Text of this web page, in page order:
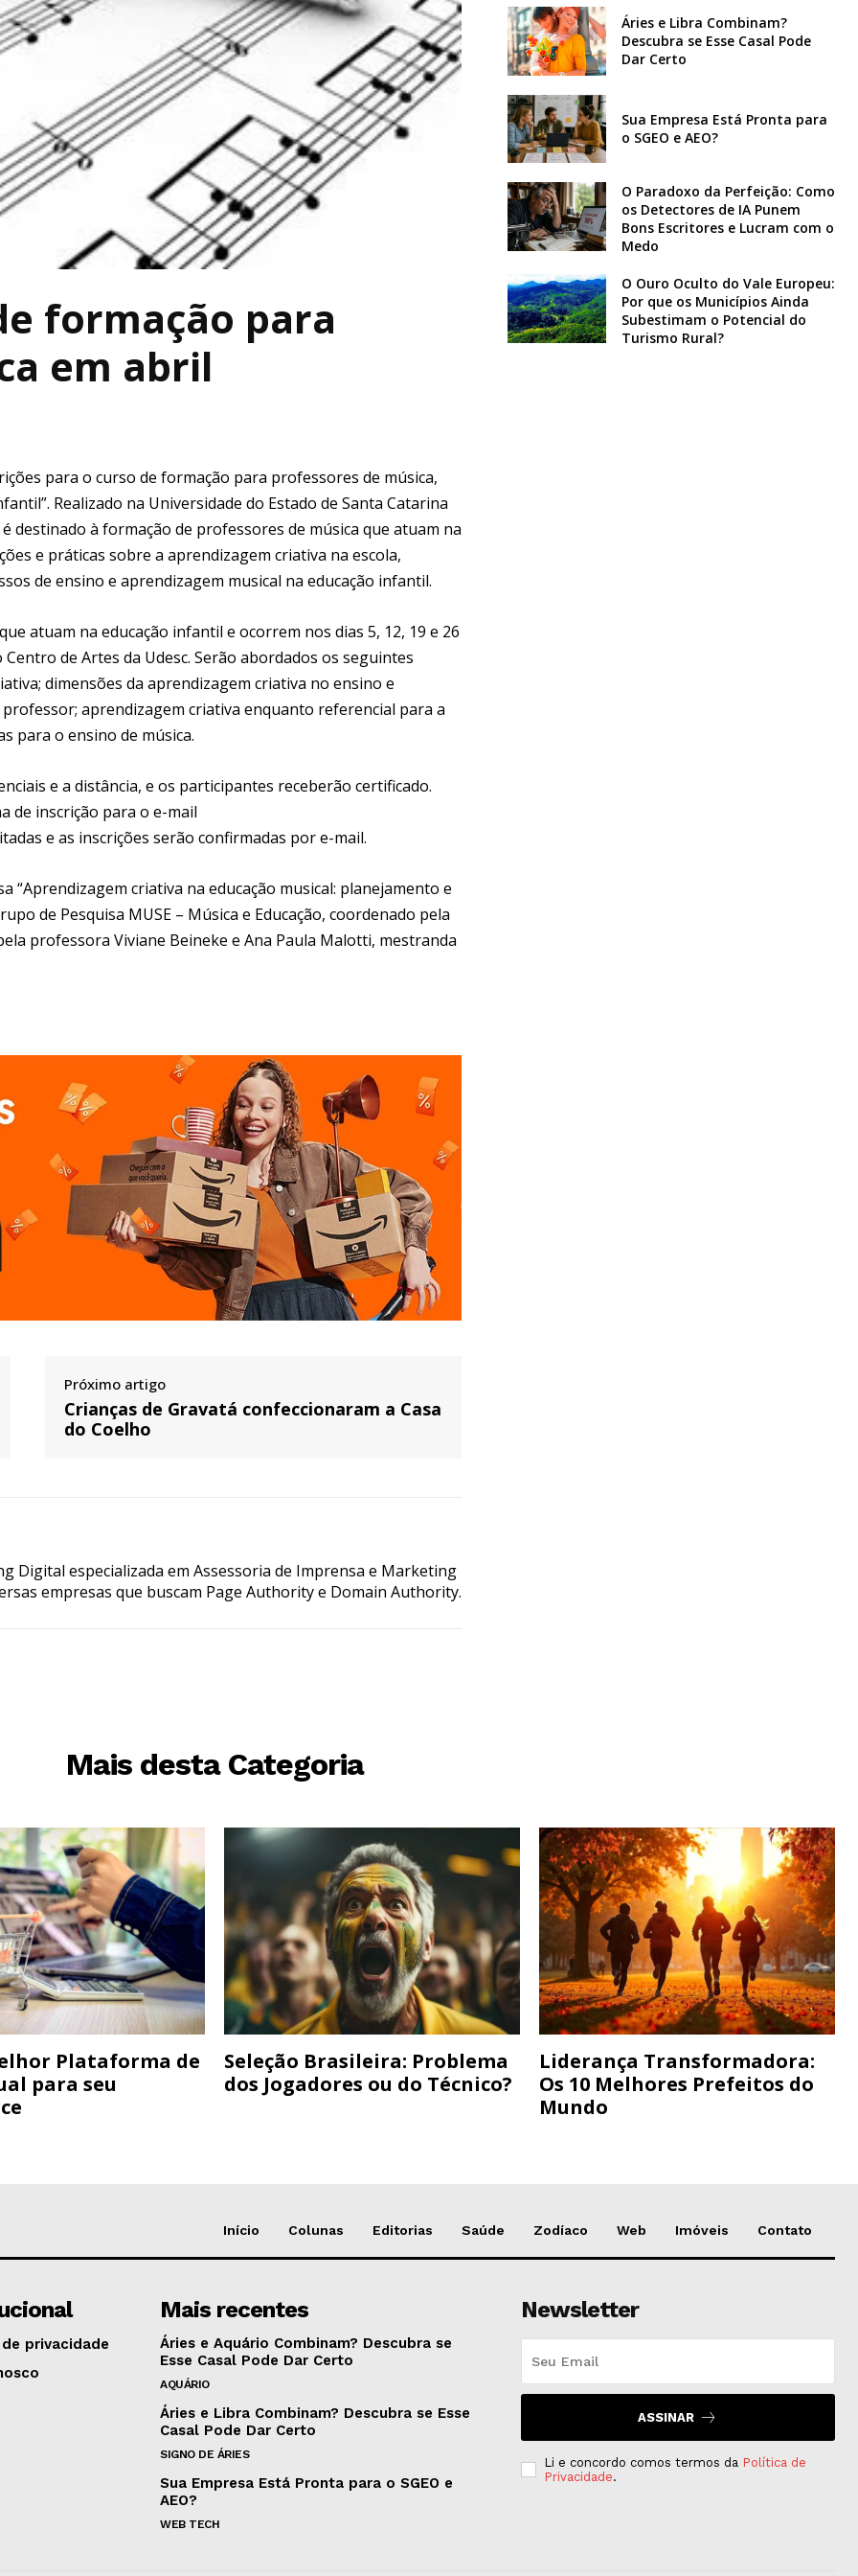
formação para
em abril
para o curso de formação para professores de música,
Realizado na Universidade do Estado de Santa Catarina
destinado à formação de professores de música que atuam na
e práticas sobre a aprendizagem criativa na escola,
de ensino e aprendizagem musical na educação infantil.
atuam na educação infantil e ocorrem nos dias 5, 12, 19 e 26
de Artes da Udesc. Serão abordados os seguintes
dimensões da aprendizagem criativa no ensino e
aprendizagem criativa enquanto referencial para a
para o ensino de música.
e a distância, e os participantes receberão certificado.
de inscrição para o e-mail
e as inscrições serão confirmadas por e-mail.
criativa na educação musical: planejamento e
de Pesquisa MUSE – Música e Educação, coordenado pela
professora Viviane Beineke e Ana Paula Malotti, mestranda
Próximo artigo
Crianças de Gravatá confeccionaram a Casa
do Coelho
Digital especializada em Assessoria de Imprensa e Marketing
empresas que buscam Page Authority e Domain Authority.
Áries e Libra Combinam?
Descubra se Esse Casal Pode
Dar Certo
Sua Empresa Está Pronta para
o SGEO e AEO?
O Paradoxo da Perfeição: Como
os Detectores de IA Punem
Bons Escritores e Lucram com o
Medo
O Ouro Oculto do Vale Europeu:
Por que os Municípios Ainda
Subestimam o Potencial do
Turismo Rural?
Mais desta Categoria
Plataforma de
para seu
Seleção Brasileira: Problema
dos Jogadores ou do Técnico?
Liderança Transformadora:
Os 10 Melhores Prefeitos do
Mundo
Início Colunas Editorias Saúde Zodíaco Web Imóveis Contato
privacidade
Mais recentes
Áries e Aquário Combinam? Descubra se
Esse Casal Pode Dar Certo
AQUÁRIO
Áries e Libra Combinam? Descubra se Esse
Casal Pode Dar Certo
SIGNO DE ÁRIES
Sua Empresa Está Pronta para o SGEO e
AEO?
WEB TECH
Newsletter
ASSINAR
Li e concordo comos termos da Política de
Privacidade.